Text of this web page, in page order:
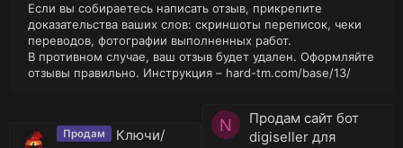
Если вы собираетесь написать отзыв, прикрепите
доказательства ваших слов: скриншоты переписок, чеки
переводов, фотографии выполненных работ.
В противном случае, ваш отзыв будет удален. Оформляйте
отзывы правильно. Инструкция – hard-tm.com/base/13/
Продам
Ключи/
N
Продам сайт бот
digiseller для